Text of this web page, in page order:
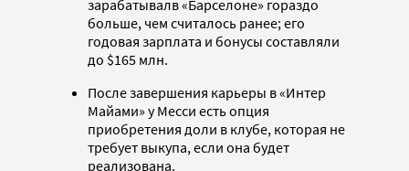
зарабатывалв «Барселоне» гораздо
больше, чем считалось ранее; его
годовая зарплата и бонусы составляли
до $165 млн.
После завершения карьеры в «Интер
Майами» у Месси есть опция
приобретения доли в клубе, которая не
требует выкупа, если она будет
реализована.